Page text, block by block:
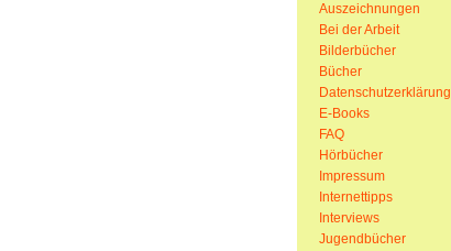
Auszeichnungen
Bei der Arbeit
Bilderbücher
Bücher
Datenschutzerklärung
E-Books
FAQ
Hörbücher
Impressum
Internettipps
Interviews
Jugendbücher